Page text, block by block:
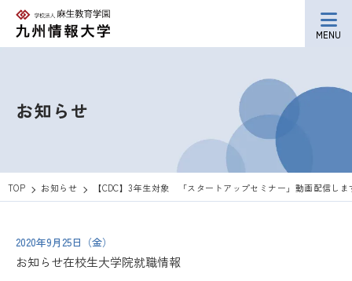
MENU
お知らせ
TOP お知らせ 【CDC】3年生対象 「スタートアップセミナー」動画配信しま
2020年9月25日（金）
お知らせ在校生大学院就職情報